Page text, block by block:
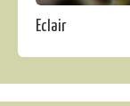
Eclair